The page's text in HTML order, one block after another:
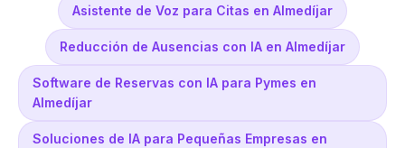
Asistente de Voz para Citas en Almedíjar
Reducción de Ausencias con IA en Almedíjar
Software de Reservas con IA para Pymes en
Almedíjar
Soluciones de IA para Pequeñas Empresas en